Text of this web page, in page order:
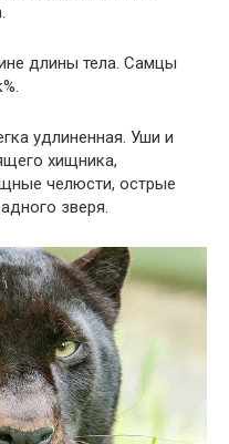
длины тела. Самцы
удлиненная. Уши и
хищника,
челюсти, острые
зверя.